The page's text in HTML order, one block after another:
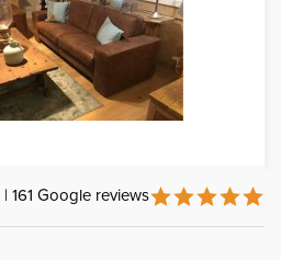
| 161 Google reviews